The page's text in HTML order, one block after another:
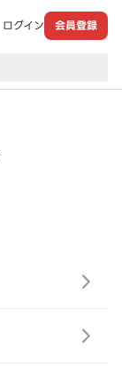
ログイン 会員登録